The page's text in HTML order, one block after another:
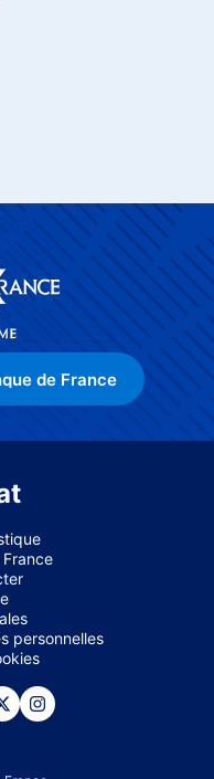
de France
personnelles